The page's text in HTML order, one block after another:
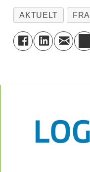
Studentene
avslutningen
nylig ha
Tilskuddet
eksterne
AKTUELT